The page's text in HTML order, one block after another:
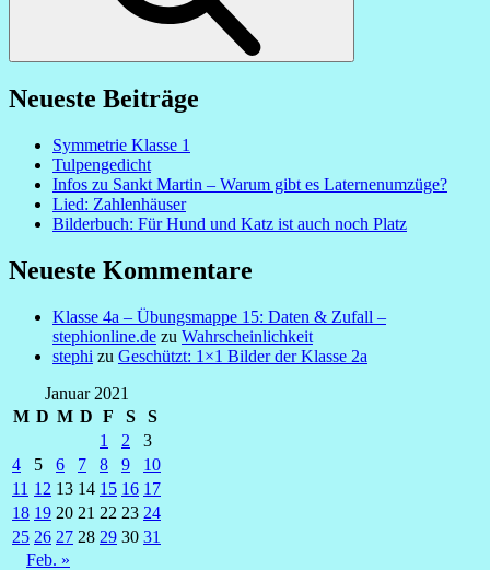
Neueste Beiträge
Symmetrie Klasse 1
Tulpengedicht
Infos zu Sankt Martin – Warum gibt es Laternenumzüge?
Lied: Zahlenhäuser
Bilderbuch: Für Hund und Katz ist auch noch Platz
Neueste Kommentare
Klasse 4a – Übungsmappe 15: Daten & Zufall –
stephionline.de zu Wahrscheinlichkeit
stephi zu Geschützt: 1×1 Bilder der Klasse 2a
Januar 2021
M D M D F S
S
1
2
3
4
5 6 7 8 9
10
11 12 13 14 15 16 17
18 19 20 21 22 23 24
25 26 27 28 29 30 31
Feb. »